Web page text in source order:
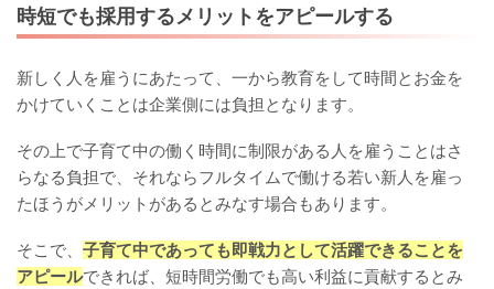
時短でも採用するメリットをアピールする
新しく人を雇うにあたって、一から教育をして時間とお金を
かけていくことは企業側には負担となります。
その上で子育て中の働く時間に制限がある人を雇うことはさ
らなる負担で、それならフルタイムで働ける若い新人を雇っ
たほうがメリットがあるとみなす場合もあります。
そこで、 子育て中であっても即戦力として活躍できることを
アピールできれば、短時間労働でも高い利益に貢献するとみ